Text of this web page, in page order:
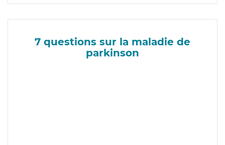
7 questions sur la maladie de
parkinson